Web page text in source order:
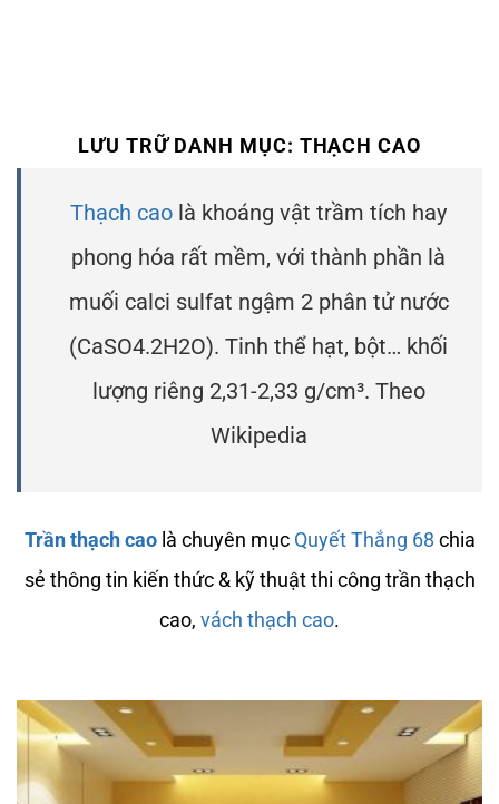
LƯU TRỮ DANH MỤC: THẠCH CAO
Thạch cao là khoáng vật trầm tích hay
phong hóa rất mềm, với thành phần là
muối calci sulfat ngậm 2 phân tử nước
(CaSO4.2H2O). Tinh thể hạt, bột… khối
lượng riêng 2,31-2,33 g/cm³. Theo
Wikipedia
Trần thạch caolà chuyên mục Quyết Thắng 68 chia
sẻ thông tin kiến thức & kỹ thuật thi công trần thạch
cao, vách thạch cao.